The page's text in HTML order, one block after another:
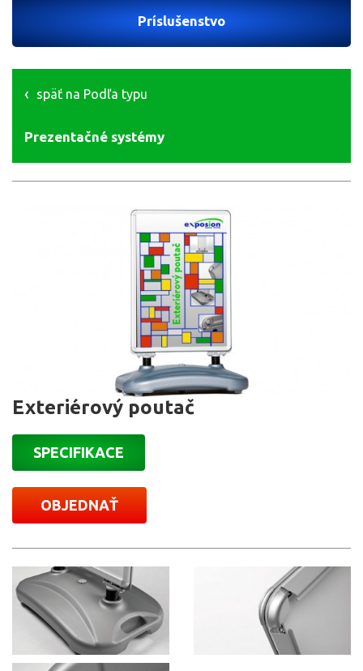
Príslušenstvo
späť na Podľa typu
Prezentačné systémy
Exteriérový poutač
SPECIFIKACE
OBJEDNAŤ